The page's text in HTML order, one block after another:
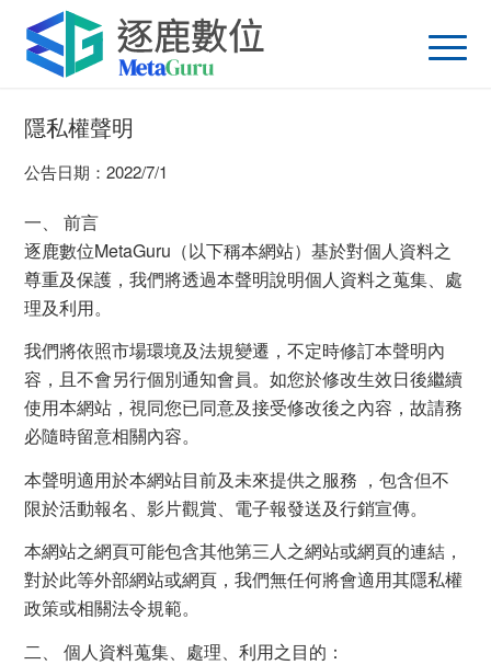
隱私權聲明
公告日期：2022/7/1
一、 前言
逐鹿數位MetaGuru（以下稱本網站）基於對個人資料之
尊重及保護，我們將透過本聲明說明個人資料之蒐集、處
理及利用。
我們將依照市場環境及法規變遷，不定時修訂本聲明內
容，且不會另行個別通知會員。如您於修改生效日後繼續
使用本網站，視同您已同意及接受修改後之內容，故請務
必隨時留意相關內容。
本聲明適用於本網站目前及未來提供之服務 ，包含但不
限於活動報名、影片觀賞、電子報發送及行銷宣傳。
本網站之網頁可能包含其他第三人之網站或網頁的連結，
對於此等外部網站或網頁，我們無任何將會適用其隱私權
政策或相關法令規範。
二、 個人資料蒐集、處理、利用之目的：